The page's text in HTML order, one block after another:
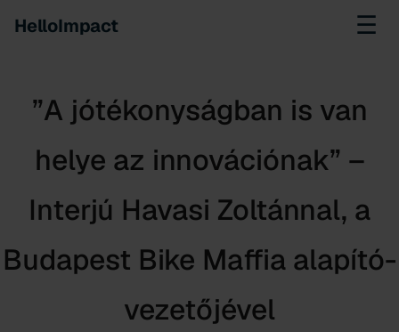
HelloImpact ☰
”A jótékonyságban is van
helye az innovációnak” –
Interjú Havasi Zoltánnal, a
Budapest Bike Maffia alapító-
vezetőjével